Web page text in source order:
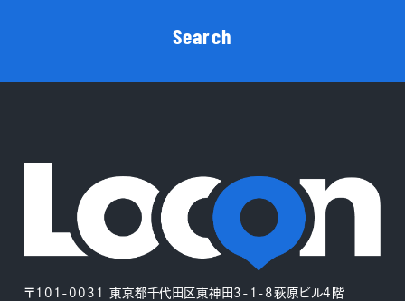
〒101-0031 東京都千代田区東神田3-1-8萩原ビル4階
Search